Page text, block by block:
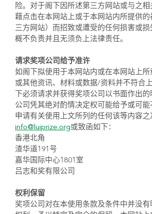
险。对于阁下因所述第三方网站或与之
藉点击在本网站上或于本网站内所提供的
三方网站）而招致或遭受的任何损害或
概不负责并且无须负上法律责任。
请求奖项公司给予准许
如阁下拟使用于本网站内或在本网站上所
或其他资讯、材料或数据/资料并不符合
下必须请求并获得奖项公司以书面作出
公司凭其绝对酌情决定权可能给予或可能
申请有关使用上文所列的任何该等内容
info@luiprize.org或致函如下：
香港北角
渣华道191号
嘉华国际中心1801室
吕志和奖有限公司
权利保留
奖项公司对在本使用条款及条件中并没